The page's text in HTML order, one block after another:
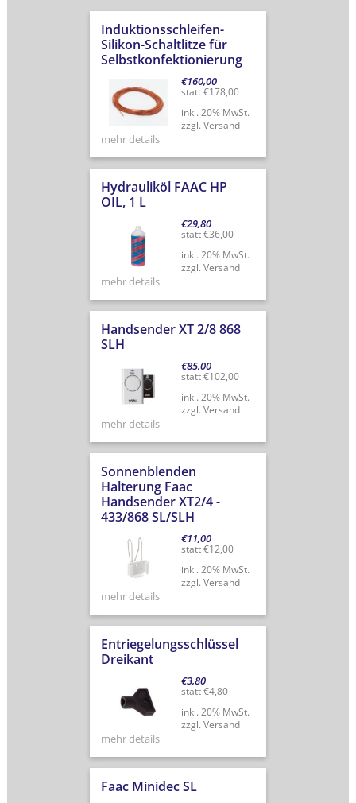
Induktionsschleifen-
Silikon-Schaltlitze für
Selbstkonfektionierung
€160,00
statt€178,00
inkl. 20% MwSt.
zzgl. Versand
mehr details
Hydrauliköl FAAC HP
OIL, 1 L
€29,80
statt€36,00
inkl. 20% MwSt.
zzgl. Versand
mehr details
Handsender XT 2/8 868
SLH
€85,00
statt€102,00
inkl. 20% MwSt.
zzgl. Versand
mehr details
Sonnenblenden
Halterung Faac
Handsender XT2/4 -
433/868 SL/SLH
€11,00
statt€12,00
inkl. 20% MwSt.
zzgl. Versand
mehr details
Entriegelungsschlüssel
Dreikant
€3,80
statt€4,80
inkl. 20% MwSt.
zzgl. Versand
mehr details
Faac Minidec SL